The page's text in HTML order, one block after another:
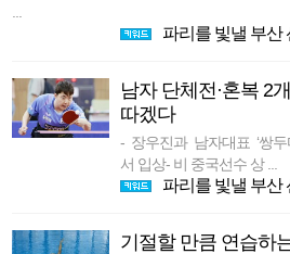
파리를 빛낼 부산
남자 단체전·혼복 2
따겠다
- 장우진과 남자대표 ‘쌍두
서 입상- 비 중국선수 상 ...
파리를 빛낼 부산
기절할 만큼 연습하